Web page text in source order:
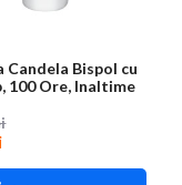
Candela Bispol cu
100 Ore, Inaltime